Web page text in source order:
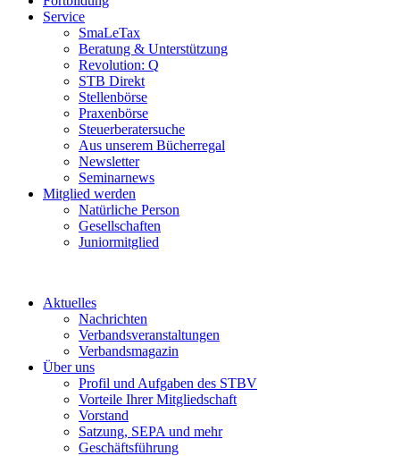
Service
SmaLeTax
Beratung & Unterstützung
Revolution: Q
STB Direkt
Stellenbörse
Praxenbörse
Steuerberatersuche
Aus unserem Bücherregal
Newsletter
Seminarnews
Mitglied werden
Natürliche Person
Gesellschaften
Juniormitglied
Aktuelles
Nachrichten
Verbandsveranstaltungen
Verbandsmagazin
Über uns
Profil und Aufgaben des STBV
Vorteile Ihrer Mitgliedschaft
Vorstand
Satzung, SEPA und mehr
Geschäftsführung